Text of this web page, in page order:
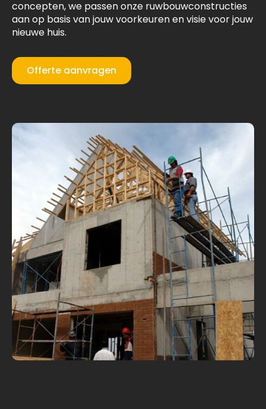
concepten, we passen onze ruwbouwconstructies
aan op basis van jouw voorkeuren en visie voor jouw
nieuwe huis.
Offerte aanvragen